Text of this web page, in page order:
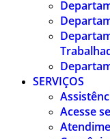
SERVIÇOS
Acesse